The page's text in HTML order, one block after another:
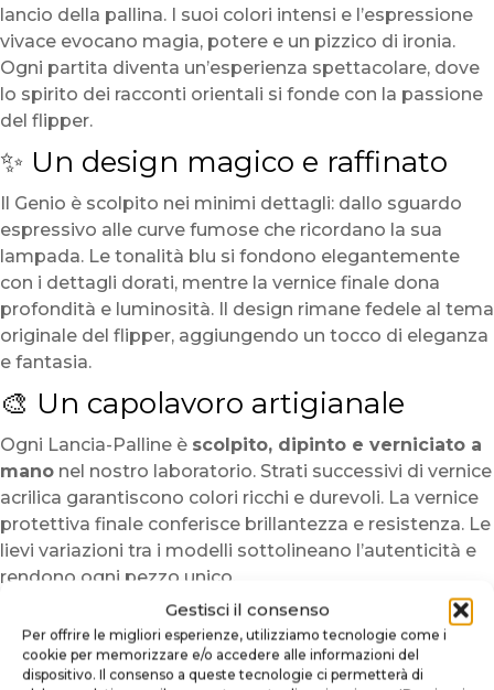
Gestisci il consenso
Per offrire le migliori esperienze, utilizziamo tecnologie come i
cookie per memorizzare e/o accedere alle informazioni del
dispositivo. Il consenso a queste tecnologie ci permetterà di
lancio della pallina. I suoi colori intensi e l’espressione
vivace evocano magia, potere e un pizzico di ironia.
Ogni partita diventa un’esperienza spettacolare, dove
lo spirito dei racconti orientali si fonde con la passione
del flipper.
✨ Un design magico e raffinato
Il Genio è scolpito nei minimi dettagli: dallo sguardo
espressivo alle curve fumose che ricordano la sua
lampada. Le tonalità blu si fondono elegantemente
con i dettagli dorati, mentre la vernice finale dona
profondità e luminosità. Il design rimane fedele al tema
originale del flipper, aggiungendo un tocco di eleganza
e fantasia.
🎨 Un capolavoro artigianale
Ogni Lancia-Palline è scolpito, dipinto e verniciato a
mano nel nostro laboratorio. Strati successivi di vernice
acrilica garantiscono colori ricchi e durevoli. La vernice
protettiva finale conferisce brillantezza e resistenza. Le
lievi variazioni tra i modelli sottolineano l’autenticità e
rendono ogni pezzo unico.
🔧 Caratteristiche tecniche
Stampa 3D ad alta risoluzione per dettagli precisi.